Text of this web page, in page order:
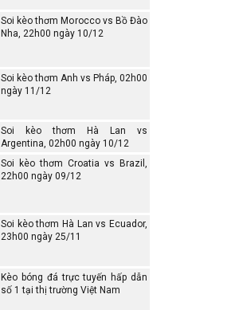
Soi kèo thơm Morocco vs Bồ Đào
Nha, 22h00 ngày 10/12
Soi kèo thơm Anh vs Pháp, 02h00
ngày 11/12
Soi kèo thơm Hà Lan vs
Argentina, 02h00 ngày 10/12
Soi kèo thơm Croatia vs Brazil,
22h00 ngày 09/12
Soi kèo thơm Hà Lan vs Ecuador,
23h00 ngày 25/11
Kèo bóng đá trực tuyến hấp dẫn
số 1 tại thị trường Việt Nam